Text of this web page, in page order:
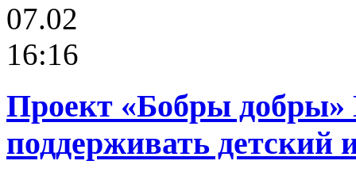
07.02
16:16
Проект «Бобры
поддерживать детский